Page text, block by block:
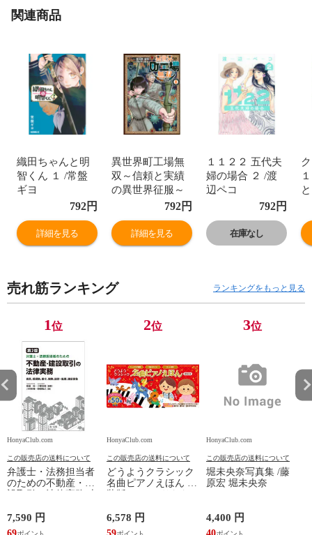
関連商品
織田ちゃんと明
智くん １ /常盤
ギヨ
792円
詳細を見る
異世界町工場無
双～信頼と実績
の異世界征服～
８ /見ル野栄司
アビディ井上
792円
詳細を見る
１１２２ 五代夫
婦の場合 ２ /渡
辺ペコ
792円
在庫なし
売れ筋ランキング ランキングをもっと見る
1位
HonyaClub.com
この販売店の送料について
弁護士・法務担当者
のための不動産・建
開発、設計・監理、
建設請負 第２版 /富
7,590 円
2位
HonyaClub.com
この販売店の送料について
どうようクラシック
名曲ピアノえほん 新
ワシマミワコ
6,578 円
3位
HonyaClub.com
この販売店の送料について
堀未央奈写真集 /藤
原宏 堀未央奈
4,400 円